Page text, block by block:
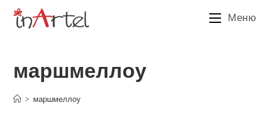
Перейти
Меню
маршмеллоу
> маршмеллоу